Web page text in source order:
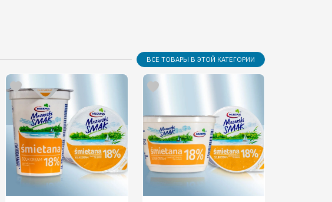
ВСЕ ТОВАРЫ В ЭТОЙ КАТЕГОРИИ